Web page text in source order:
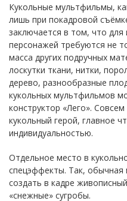
Кукольные мультфильмы,
лишь при покадровой
заключается в том, что для
персонажей требуются не
масса других подручных
лоскутки ткани, нитки,
дерево, разнообразные
кукольных мультфильмов
конструктор «Лего».
кукольный герой, главное
индивидуальностью.
Отдельное место в
спецэффекты. Так,
создать в кадре
«снежные» сугробы.